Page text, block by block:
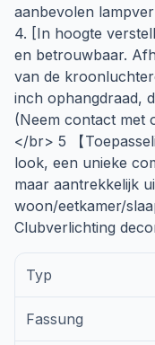
aanbevolen
4. [In hoogte
en betrouwbaar.
van de
inch ophangdraad,
(Neem contact met
</br> 5 【
look, een unieke
maar aantrekkelijk
woon/eetkamer/
Clubverlichting
Typ
Fassung